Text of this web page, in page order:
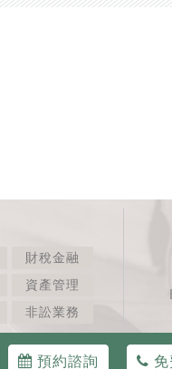
預約諮詢
財稅金融
資產管理
非訟業務